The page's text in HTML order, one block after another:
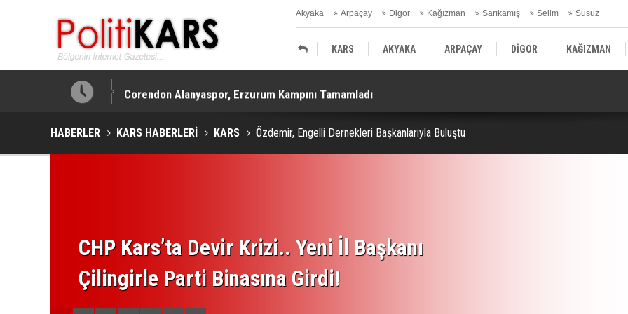
Akyaka Arpaçay Digor Kağızman Sarıkamış Selim Susuz
Kars Gündem
KARS AKYAKA ARPAÇAY DİGOR KAĞIZMAN
SELİM SUSUZ
Corendon Alanyaspor, Erzurum Kampını Tamamladı
HABERLER KARS HABERLERİ KARS Özdemir, Engelli Dernekleri Başkanlarıyla Buluştu
CHP Kars’ta Devir Krizi.. Yeni İl Başkanı
Çilingirle Parti Binasına Girdi!